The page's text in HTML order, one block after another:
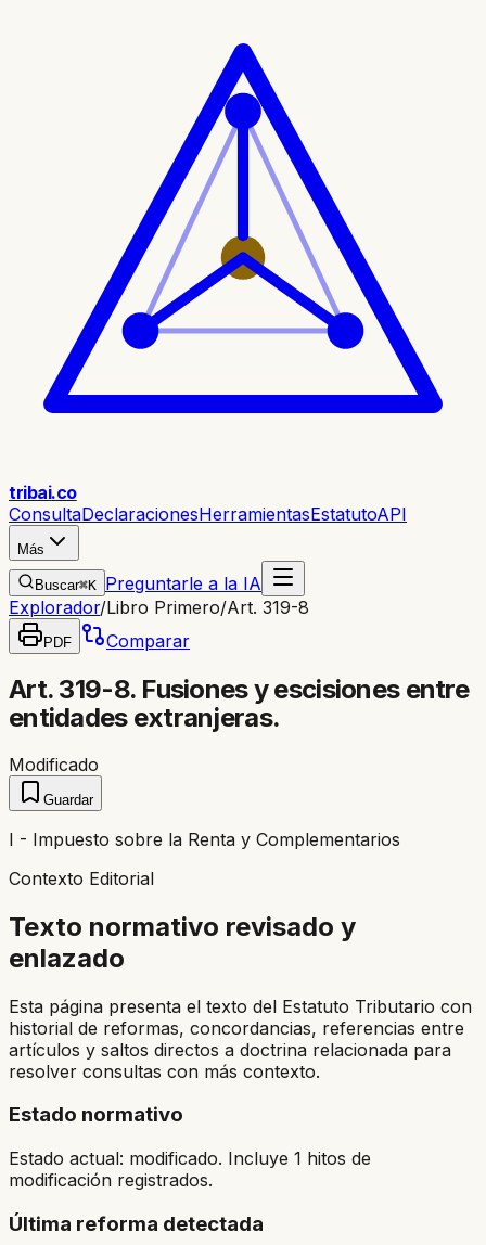
tribai.co
ConsultaDeclaracionesHerramientasEstatutoAPI
Más
Buscar⌘K Preguntarle a la IA
Explorador/Libro Primero/Art. 319-8
PDF Comparar
Art. 319-8. Fusiones y escisiones entre
entidades extranjeras.
Modificado
Guardar
I - Impuesto sobre la Renta y Complementarios
Contexto Editorial
Texto normativo revisado y
enlazado
Esta página presenta el texto del Estatuto Tributario con
historial de reformas, concordancias, referencias entre
artículos y saltos directos a doctrina relacionada para
resolver consultas con más contexto.
Estado normativo
Estado actual: modificado. Incluye 1 hitos de
modificación registrados.
Última reforma detectada